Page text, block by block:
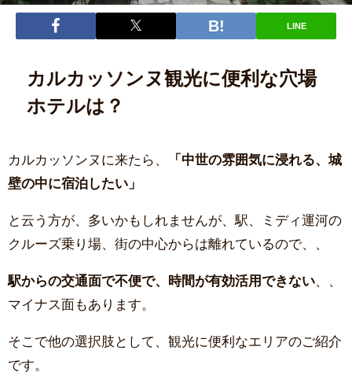
LINE
カルカッソンヌ観光に便利な穴場
ホテルは？
カルカッソンヌに来たら、
「中世の雰囲気に浸れる、城
壁の中に宿泊したい」
と云う方が、多いかもしれませんが、駅、ミディ運河の
クルーズ乗り場、街の中心からは離れているので、、
駅からの交通面で不便で、時間が有効活用できない
マイナス面もあります。
そこで他の選択肢として、観光に便利なエリアのご紹介
です。